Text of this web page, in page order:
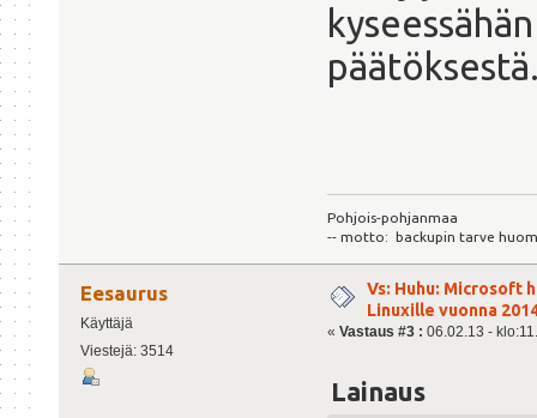
Pohjois-pohjanmaa
-- motto: backupin tarve
Eesaurus
Käyttäjä
Viestejä: 3514
Vs: Huhu: Microsoft
Linuxille vuonna
« Vastaus #3 : 06.02.13 -
Lainaus